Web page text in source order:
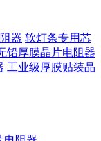
器 软灯条专用芯
铅厚膜晶片电阻器
工业级厚膜贴装晶